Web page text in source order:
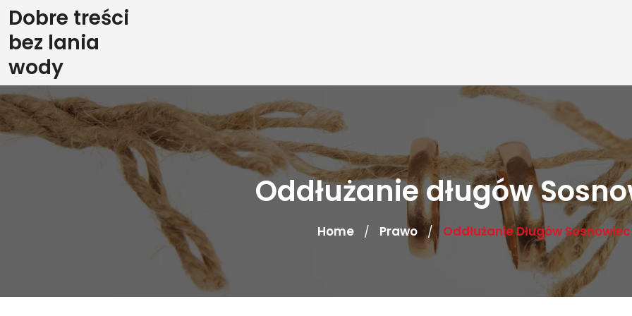
Skip
to
content
Dobre treści
bez lania
wody
Oddłużanie długów
Home / Prawo / Oddłużanie Długów Sosnowiec